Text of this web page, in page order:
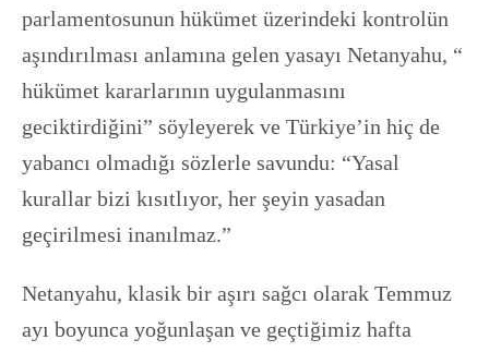
parlamentosunun hükümet üzerindeki kontrolün
aşındırılması anlamına gelen yasayı Netanyahu, “
hükümet kararlarının uygulanmasını
geciktirdiğini” söyleyerek ve Türkiye’in hiç de
yabancı olmadığı sözlerle savundu: “Yasal
kurallar bizi kısıtlıyor, her şeyin yasadan
geçirilmesi inanılmaz.”
Netanyahu, klasik bir aşırı sağcı olarak Temmuz
ayı boyunca yoğunlaşan ve geçtiğimiz hafta